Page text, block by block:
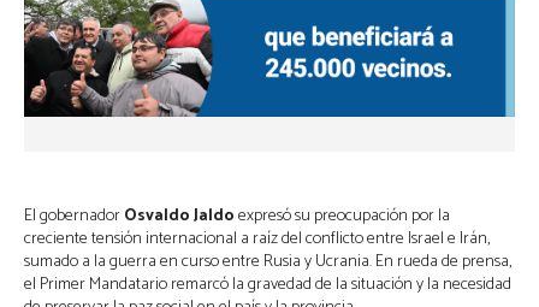
El gobernadorOsvaldo Jaldoexpresó su preocupación por la
creciente tensión internacional a raíz del conflicto entre Israel e Irán,
sumado a la guerra en curso entre Rusia y Ucrania. En rueda de prensa,
el Primer Mandatario remarcó la gravedad de la situación y la necesidad